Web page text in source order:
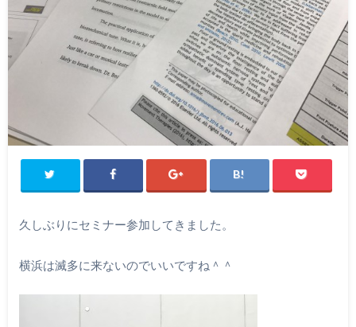
久しぶりにセミナー参加してきました。
横浜は滅多に来ないのでいいですね＾＾